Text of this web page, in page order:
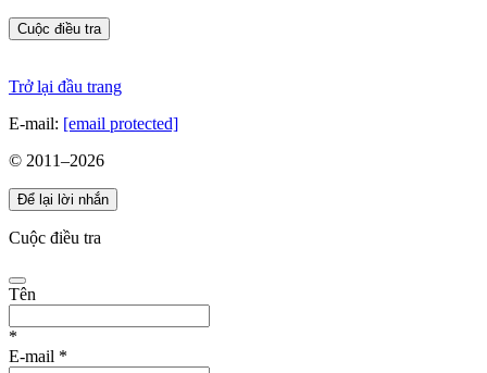
Cuộc điều tra
Trở lại đầu trang
E-mail: [email protected]
© 2011–2026
Để lại lời nhắn
Cuộc điều tra
Tên
*
E-mail *